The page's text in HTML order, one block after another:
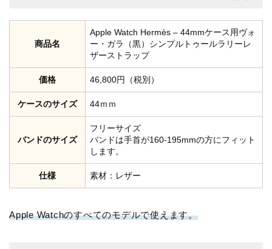
商品名
Apple Watch Hermès – 44mmケース用ヴォ
ー・ガラ（黒）シンプルトゥールラリーレ
ザーストラップ
価格 46,800円（税別）
ケースのサイズ 44ｍｍ
バンドのサイズ
フリーサイズ
バンドは手首が160-195mmの方にフィット
します。
仕様 素材：レザー
Apple Watchのすべてのモデルで使えます。